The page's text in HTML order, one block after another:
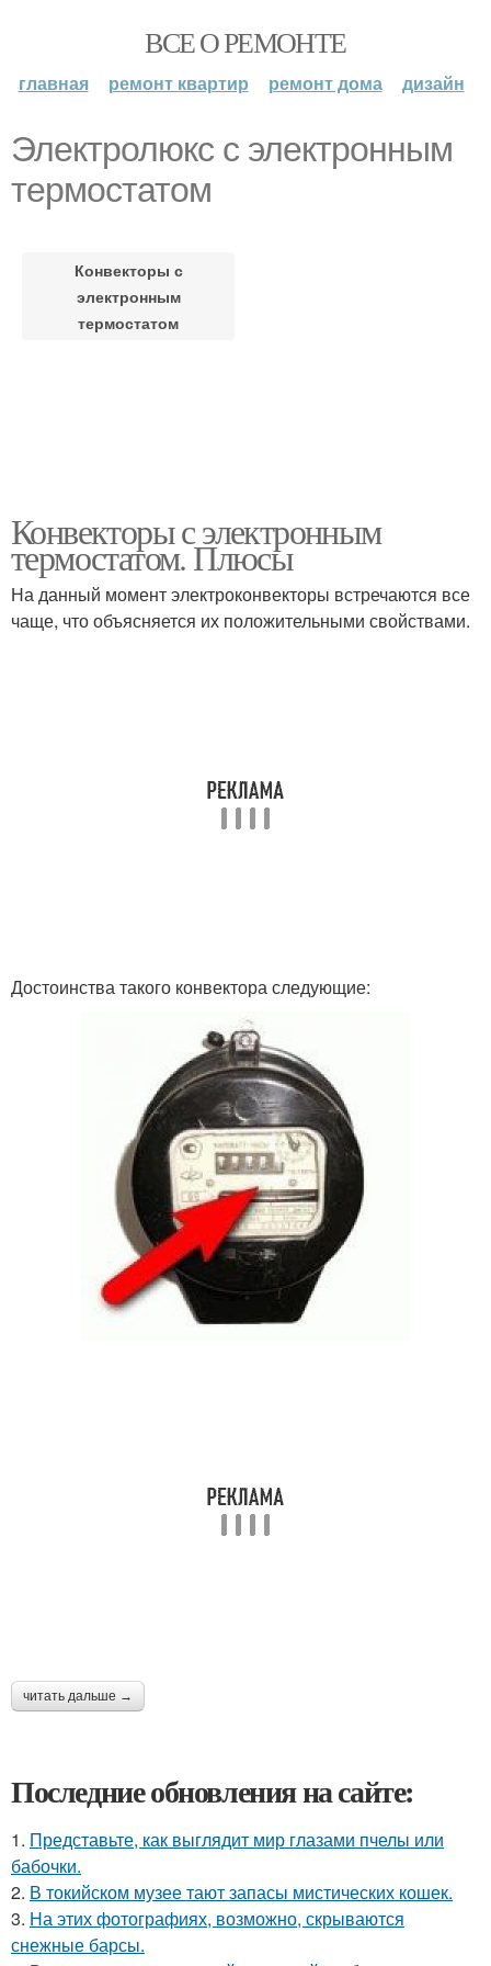
ВСЕ О РЕМОНТЕ
главная ремонт квартир ремонт дома дизайн
Электролюкс с электронным
термостатом
Конвекторы с
электронным
термостатом
Конвекторы с электронным
термостатом. Плюсы
На данный момент электроконвекторы встречаются все
чаще, что объясняется их положительными свойствами.
Достоинства такого конвектора следующие:
читать дальше →
Последние обновления на сайте:
1. Представьте, как выглядит мир глазами пчелы или
бабочки.
2. В токийском музее тают запасы мистических кошек.
3. На этих фотографиях, возможно, скрываются
снежные барсы.